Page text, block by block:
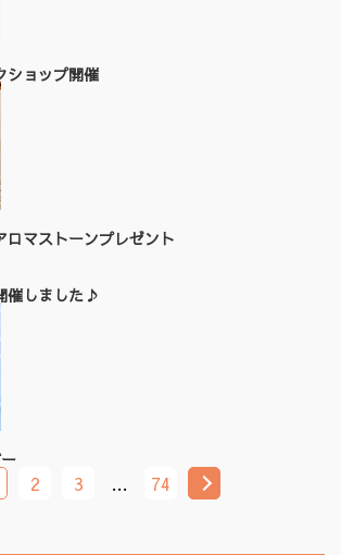
ショップ開催
マストーンプレゼント
催しました♪
2 3 … 74